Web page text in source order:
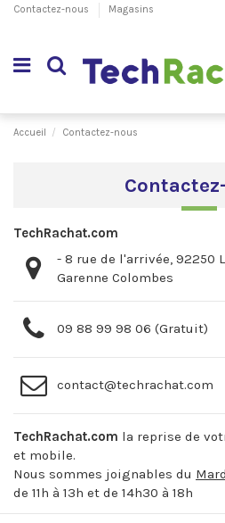
Contactez-nous Magasins
Accueil Contactez-nous
TechRachat.com
- 8 rue de l'arrivée, 92250
Garenne Colombes
09 88 99 98 06 (Gratuit)
contact@techrachat.com
TechRachat.com la reprise de
et mobile.
Nous sommes joignables du
de 11h à 13h et de 14h30 à 18h